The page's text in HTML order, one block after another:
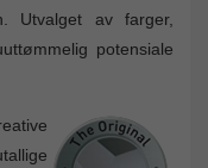
Utvalget av farger,
potensiale